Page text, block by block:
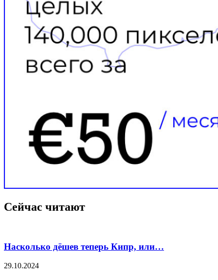
Сейчас читают
Насколько дёшев теперь Кипр, или…
29.10.2024